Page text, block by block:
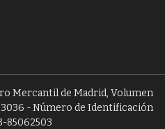
Mercantil de Madrid, Volumen
- Número de Identificación
85062503